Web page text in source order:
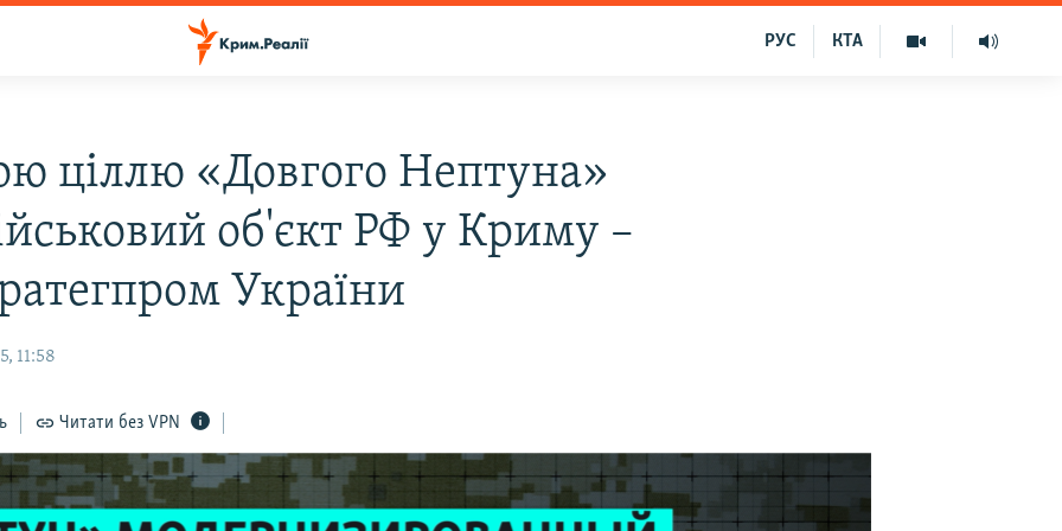
КТА
РУС
ціллю «Довгого Нептуна»
об'єкт РФ у Криму –
України
11:58
Читати без VPN